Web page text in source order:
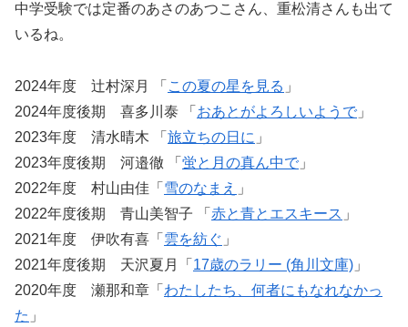
中学受験では定番のあさのあつこさん、重松清さんも出て
いるね。
2024年度 辻村深月 「 この夏の星を見る 」
2024年度後期 喜多川泰 「 おあとがよろしいようで」
2023年度 清水晴木 「 旅立ちの日に 」
2023年度後期 河邉徹 「 蛍と月の真ん中で」
2022年度 村山由佳「 雪のなまえ
」
2022年度後期 青山美智子 「 赤と青とエスキース 」
2021年度 伊吹有喜「 雲を紡ぐ 」
2021年度後期 天沢夏月「 17歳のラリー (角川文庫) 」
2020年度 瀬那和章「 わたしたち、何者にもなれなかっ
た 」